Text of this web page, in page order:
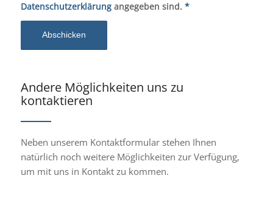
Datenschutzerklärungangegeben sind. *
Andere Möglichkeiten uns zu
kontaktieren
Neben unserem Kontaktformular stehen Ihnen
natürlich noch weitere Möglichkeiten zur Verfügung,
um mit uns in Kontakt zu kommen.